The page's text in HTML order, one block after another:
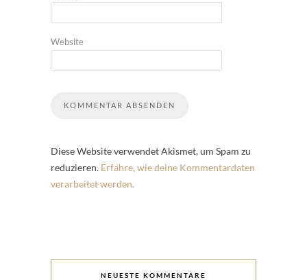
Website
Diese Website verwendet Akismet, um Spam zu
reduzieren. Erfahre, wie deine Kommentardaten
verarbeitet werden.
NEUESTE KOMMENTARE